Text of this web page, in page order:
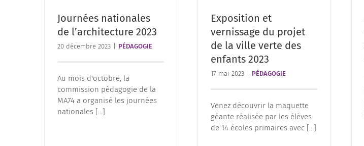
Journées nationales
de l’architecture 2023
20 décembre 2023 PÉDAGOGIE
Au mois d'octobre, la
commission pédagogie de la
MA74 a organisé les journées
nationales [...]
Exposition et
vernissage du projet
de la ville verte des
enfants 2023
17 mai 2023 PÉDAGOGIE
Venez découvrir la maquette
géante réalisée par les élèves
de 14 écoles primaires avec [...]